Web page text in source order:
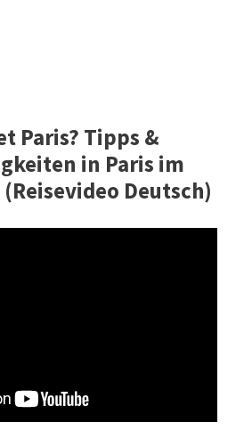
Paris? Tipps &
in Paris im
Deutsch)